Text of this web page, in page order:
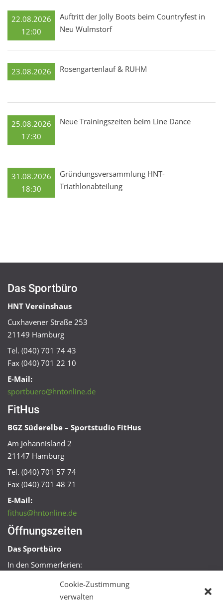
Cookie-Zustimmung
verwalten
22.08.2026
12:00
Auftritt der Jolly Boots beim Countryfest in
Neu Wulmstorf
23.08.2026 Rosengartenlauf & RUHM
25.08.2026
17:30
Neue Trainingszeiten beim Line Dance
31.08.2026
18:30
Gründungsversammlung HNT-
Triathlonabteilung
Das Sportbüro
HNT Vereinshaus
Cuxhavener Straße 253
21149 Hamburg
Tel. (040) 701 74 43
Fax (040) 701 22 10
E-Mail:
sportbuero@hntonline.de
FitHus
BGZ Süderelbe – Sportstudio FitHus
Am Johannisland 2
21147 Hamburg
Tel. (040) 701 57 74
Fax (040) 701 48 71
E-Mail:
fithus@hntonline.de
Öffnungszeiten
Das Sportbüro
In den Sommerferien:
Mo + Mi 16:00 – 18:00 Uhr